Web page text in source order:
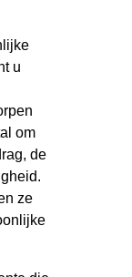
u
om
de
ze